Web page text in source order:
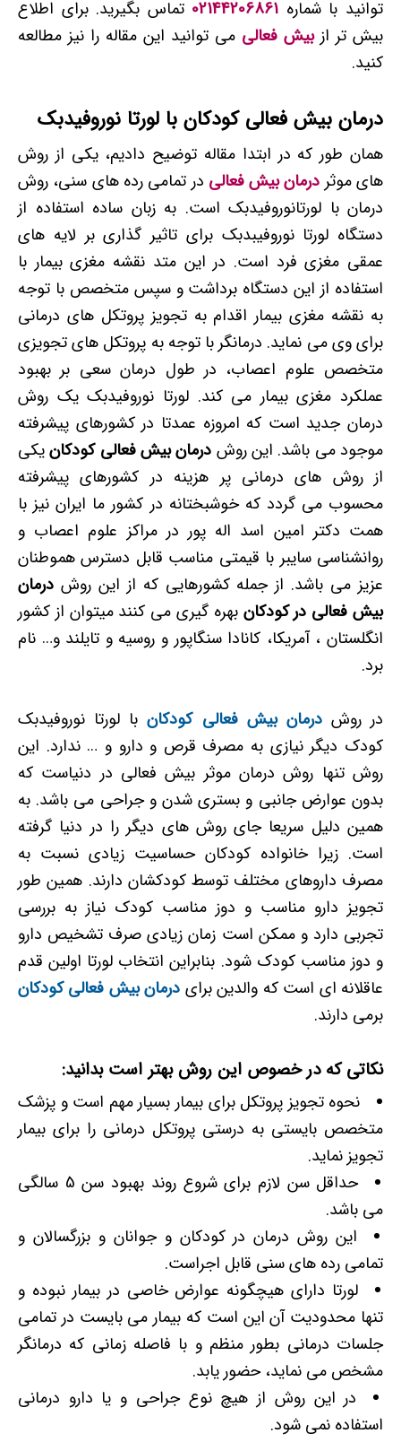
توانید با شماره 02144206861 تماس بگیرید. برای اطلاع
بیش تر ازبیش فعالی می توانید این مقاله را نیز مطالعه
کنید.
درمان بیش فعالی کودکان با لورتا نوروفیدبک
همان طور که در ابتدا مقاله توضیح دادیم، یکی از روش
های موثر درمان بیش فعالی در تمامی رده های سنی، روش
درمان با لورتانوروفیدبک است. به زبان ساده استفاده از
دستگاه لورتا نوروفیبدبک برای تاثیر گذاری بر لایه های
عمقی مغزی فرد است. در این متد نقشه مغزی بیمار با
استفاده از این دستگاه برداشت و سپس متخصص با توجه
به نقشه مغزی بیمار اقدام به تجویز پروتکل های درمانی
برای وی می نماید. درمانگر با توجه به پروتکل های تجویزی
متخصص علوم اعصاب، در طول درمان سعی بر بهبود
عملکرد مغزی بیمار می کند. لورتا نوروفیدبک یک روش
درمان جدید است که امروزه عمدتا در کشورهای پیشرفته
موجود می باشد. این روش درمان بیش فعالی کودکانیکی
از روش های درمانی پر هزینه در کشورهای پیشرفته
محسوب می گردد که خوشبختانه در کشور ما ایران نیز با
همت دکتر امین اسد اله پور در مراکز علوم اعصاب و
روانشناسی سایبر با قیمتی مناسب قابل دسترس هموطنان
عزیز می باشد. از جمله کشورهایی که از این روش درمان
بیش فعالی در کودکان بهره گیری می کنند میتوان از کشور
انگلستان ، آمریکا، کانادا سنگاپور و روسیه و تایلند و… نام
برد.
در روشدرمان بیش فعالی کودکانبا لورتا نوروفیدبک
کودک دیگر نیازی به مصرف قرص و دارو و … ندارد. این
روش تنها روش درمانموثر بیش فعالی در دنیاست که
بدون عوارض جانبی و بستری شدن و جراحی می باشد. به
همین دلیل سریعا جای روش های دیگر را در دنیا گرفته
است. زیرا خانواده کودکان حساسیت زیادی نسبت به
مصرف داروهای مختلف توسط کودکشان دارند. همین طور
تجویز دارو مناسب و دوز مناسب کودک نیاز به بررسی
تجربی دارد و ممکن است زمان زیادی صرف تشخیص دارو
و دوز مناسب کودک شود. بنابراین انتخاب لورتا اولین قدم
عاقلانه ای است که والدین برای درمان بیش فعالی کودکان
برمی دارند.
نکاتی که در خصوص این روش بهتر است بدانید:
نحوه تجویز پروتکل برای بیمار بسیار مهم است و پزشک
متخصص بایستی به درستی پروتکل درمانی را برای بیمار
تجویز نماید.
حداقل سن لازم برای شروع روند بهبود سن 5 سالگی
می باشد.
این روش درمان در کودکان و جوانان و بزرگسالان و
تمامی رده های سنی قابل اجراست.
لورتا دارای هیچگونه عوارض خاصی در بیمار نبوده و
تنها محدودیت آن این است که بیمار می بایست در تمامی
جلسات درمانی بطور منظم و با فاصله زمانی که درمانگر
مشخص می نماید، حضور یابد.
در این روش از هیچ نوع جراحی و یا دارو درمانی
استفاده نمی شود.